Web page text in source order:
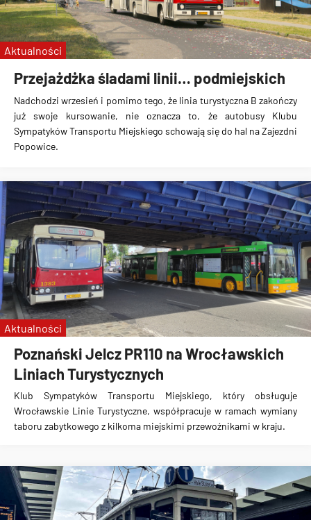
PKS
Oława
Muzeum Motoryzacji Wena
Przejażdżka śladami linii… podmiejskich
Nadchodzi wrzesień i pomimo tego, że linia turystyczna B zakończy
już swoje kursowanie, nie oznacza to, że autobusy Klubu
Sympatyków Transportu Miejskiego schowają się do hal na Zajezdni
Popowice.
Aktualności
Poznański Jelcz PR110 na Wrocławskich
Liniach Turystycznych
Klub Sympatyków Transportu Miejskiego, który obsługuje
Wrocławskie Linie Turystyczne, współpracuje w ramach wymiany
taboru zabytkowego z kilkoma miejskimi przewoźnikami w kraju.
Aktualności